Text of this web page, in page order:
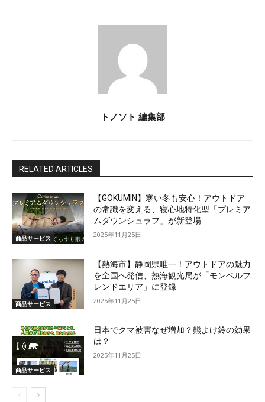
トノソト 編集部
RELATED ARTICLES
商品サービス
【GOKUMIN】寒い冬も安心！アウトドア
の常識を変える、寝心地特化型「プレミア
ムダウンシュラフ」が新登場
2025年11月25日
商品サービス
【熱海市】静岡県唯一！アウトドアの魅力
を全国へ発信、熱海観光局が「モンベルフ
レンドエリア」に登録
2025年11月25日
商品サービス
日本でクマ被害なぜ増加？熊よけ鈴の効果
は？
2025年11月25日